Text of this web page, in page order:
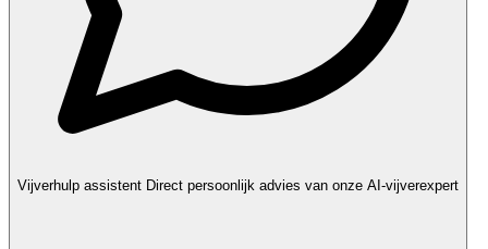
Vijverhulp assistent Direct persoonlijk advies van onze AI-vijverexpert